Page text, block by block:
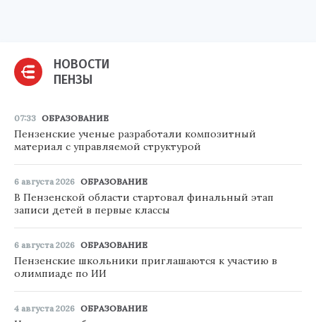
НОВОСТИ
ПЕНЗЫ
07:33 ОБРАЗОВАНИЕ
Пензенские ученые разработали композитный
материал с управляемой структурой
6 августа 2026 ОБРАЗОВАНИЕ
В Пензенской области стартовал финальный этап
записи детей в первые классы
6 августа 2026 ОБРАЗОВАНИЕ
Пензенские школьники приглашаются к участию в
олимпиаде по ИИ
4 августа 2026 ОБРАЗОВАНИЕ